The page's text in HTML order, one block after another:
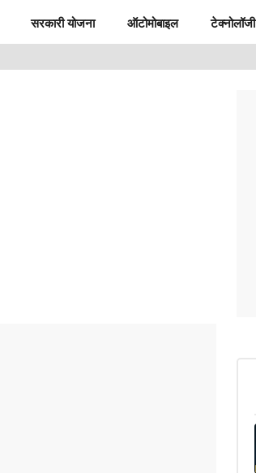
सरकारी योजना ऑटोमोबाइल टेक्नोलॉजी